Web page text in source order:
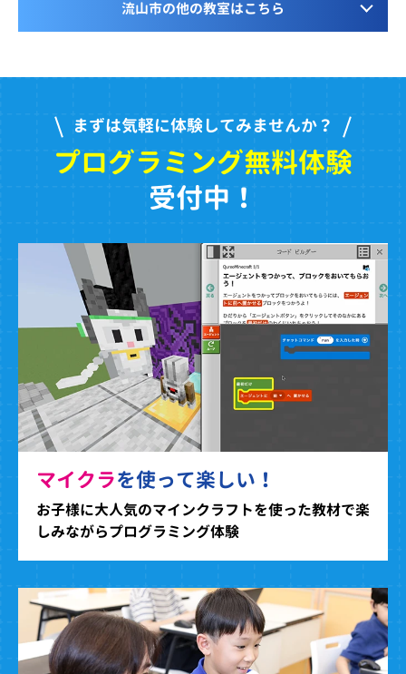
流山市の他の教室はこちら
まずは気軽に体験してみませんか？
プログラミング無料体験
受付中！
マイクラを使って楽しい！
お子様に大人気のマインクラフトを使った教材で楽
しみながらプログラミング体験